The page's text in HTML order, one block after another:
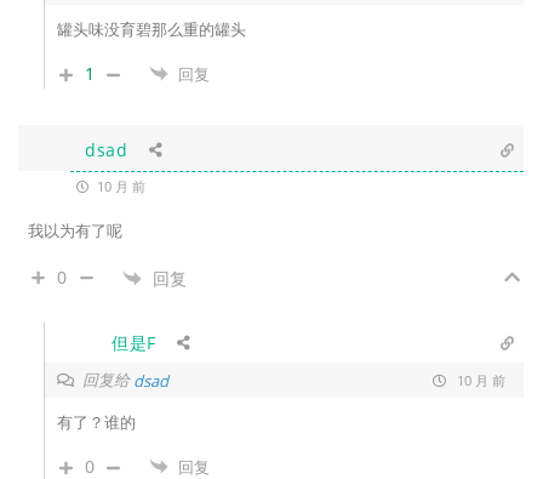
罐头味没育碧那么重的罐头
1 回复
dsad
10 月 前
我以为有了呢
0 回复
但是F
回复给dsad 10 月 前
有了？谁的
0 回复